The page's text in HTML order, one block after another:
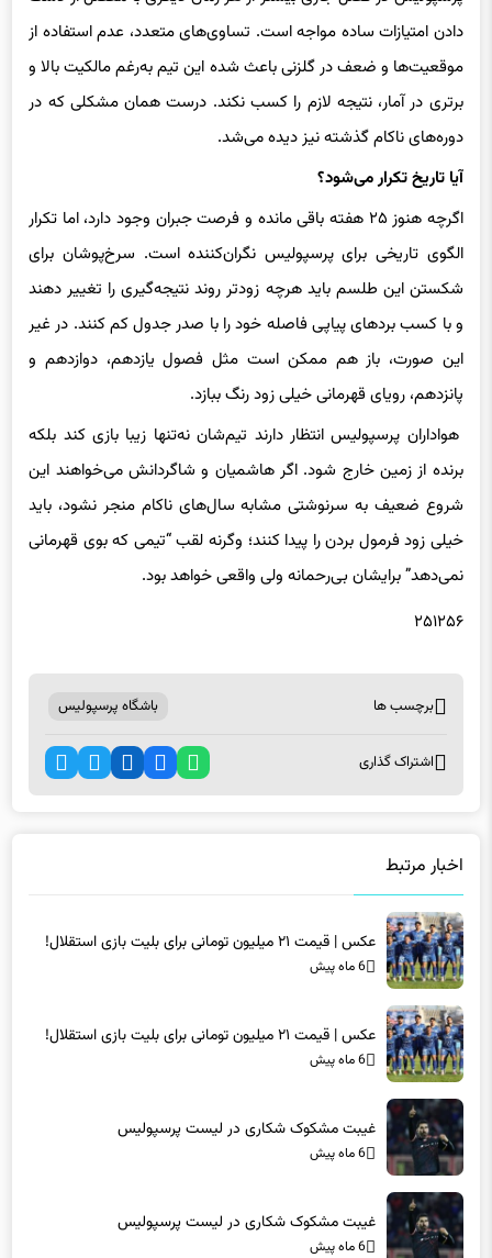
دادن امتیازات ساده مواجه است. تساوی‌های متعدد، عدم استفاده از
موقعیت‌ها و ضعف در گلزنی باعث شده این تیم به‌رغم مالکیت بالا و
برتری در آمار، نتیجه لازم را کسب نکند. درست همان مشکلی که در
دوره‌های ناکام گذشته نیز دیده می‌شد.
آیا تاریخ تکرار می‌شود؟
اگرچه هنوز ۲۵ هفته باقی مانده و فرصت جبران وجود دارد، اما تکرار
الگوی تاریخی برای پرسپولیس نگران‌کننده است. سرخ‌پوشان برای
شکستن این طلسم باید هرچه زودتر روند نتیجه‌گیری را تغییر دهند
و با کسب بردهای پیاپی فاصله خود را با صدر جدول کم کنند. در غیر
این صورت، باز هم ممکن است مثل فصول یازدهم، دوازدهم و
پانزدهم، رویای قهرمانی خیلی زود رنگ ببازد.
هواداران پرسپولیس انتظار دارند تیم‌شان نه‌تنها زیبا بازی کند بلکه
برنده از زمین خارج شود. اگر هاشمیان و شاگردانش می‌خواهند این
شروع ضعیف به سرنوشتی مشابه سال‌های ناکام منجر نشود، باید
خیلی زود فرمول بردن را پیدا کنند؛ وگرنه لقب “تیمی که بوی قهرمانی
نمی‌دهد” برایشان بی‌رحمانه ولی واقعی خواهد بود.
۲۵۱۲۵۶
برچسب ها باشگاه پرسپولیس
اشتراک گذاری
اخبار مرتبط
عکس | قیمت ۲۱ میلیون تومانی برای بلیت بازی استقلال!
6 ماه پیش
عکس | قیمت ۲۱ میلیون تومانی برای بلیت بازی استقلال!
6 ماه پیش
غیبت مشکوک شکاری در لیست پرسپولیس
6 ماه پیش
غیبت مشکوک شکاری در لیست پرسپولیس
6 ماه پیش